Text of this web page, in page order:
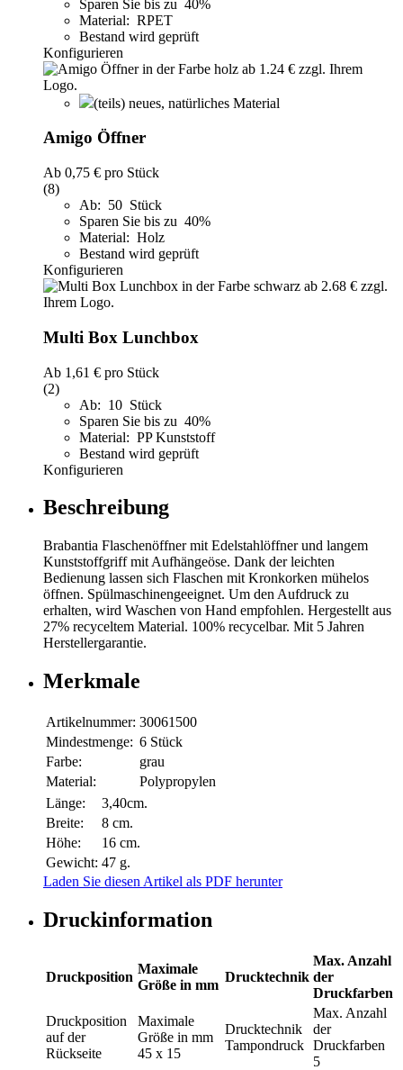
Sparen Sie bis zu 40%
Material: RPET
Bestand wird geprüft
Konfigurieren
(teils) neues, natürliches Material
Amigo Öffner
Ab 0,75 € pro Stück
(8)
Ab: 50 Stück
Sparen Sie bis zu 40%
Material: Holz
Bestand wird geprüft
Konfigurieren
Multi Box Lunchbox
Ab 1,61 € pro Stück
(2)
Ab: 10 Stück
Sparen Sie bis zu 40%
Material: PP Kunststoff
Bestand wird geprüft
Konfigurieren
Beschreibung
Brabantia Flaschenöffner mit Edelstahlöffner und langem
Kunststoffgriff mit Aufhängeöse. Dank der leichten
Bedienung lassen sich Flaschen mit Kronkorken mühelos
öffnen. Spülmaschinengeeignet. Um den Aufdruck zu
erhalten, wird Waschen von Hand empfohlen. Hergestellt aus
27% recyceltem Material. 100% recycelbar. Mit 5 Jahren
Herstellergarantie.
Merkmale
Artikelnummer: 30061500
Mindestmenge: 6 Stück
Farbe:
grau
Material:
Polypropylen
Länge:
3,40cm.
Breite:
8 cm.
Höhe:
16 cm.
Gewicht: 47 g.
Laden Sie diesen Artikel als PDF herunter
Druckinformation
Druckposition
Maximale
Größe in mm
Drucktechnik
Max. Anzahl
der
Druckfarben
Druckposition
auf der
Rückseite
Maximale
Größe in mm
45 x 15
Drucktechnik
Tampondruck
Max. Anzahl
der
Druckfarben
5